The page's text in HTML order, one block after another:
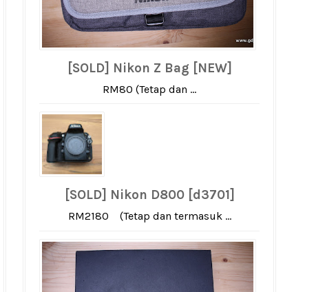
[SOLD] Nikon Z Bag [NEW]
RM80 (Tetap dan ...
[SOLD] Nikon D800 [d3701]
RM2180 (Tetap dan termasuk ...